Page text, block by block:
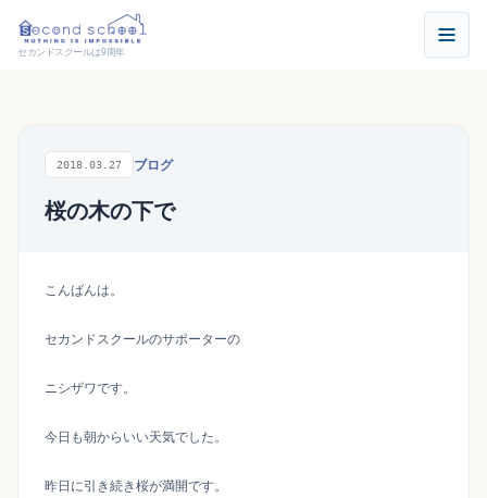
セカンドスクールは9周年
2018.03.27 ブログ
桜の木の下で
こんばんは。
セカンドスクールのサポーターの
ニシザワです。
今日も朝からいい天気でした。
昨日に引き続き桜が満開です。